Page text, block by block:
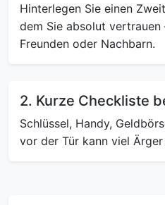
Hinterlegen Sie einen
dem Sie absolut vertrauen
Freunden oder Nachbarn.
2. Kurze Checkliste
Schlüssel, Handy,
vor der Tür kann viel Ärger